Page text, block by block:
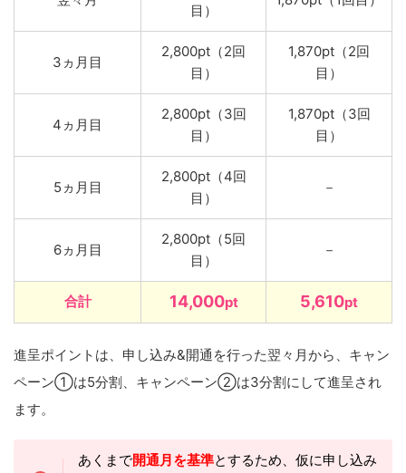
目）
3ヵ月目
2,800pt（2回
目）
1,870pt（2回
目）
4ヵ月目
2,800pt（3回
目）
1,870pt（3回
目）
5ヵ月目
2,800pt（4回
目）
－
6ヵ月目
2,800pt（5回
目）
－
合計 14,000pt 5,610pt
進呈ポイントは、申し込み&開通を行った翌々月から、キャン
ペーン①は5分割、キャンペーン②は3分割にして進呈され
ます。
あくまで開通月を基準とするため、仮に申し込み